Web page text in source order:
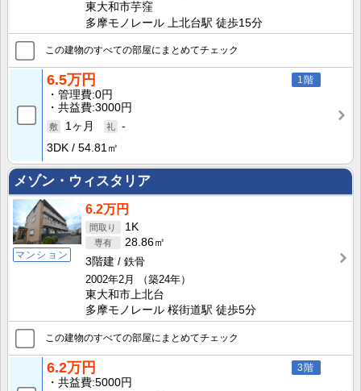
東大和市芋窪
多摩モノレール 上北台駅 徒歩15分
この建物のすべての部屋にまとめてチェック
1階
6.5万円
管理費 0円
共益費 3000円
1ヶ月
-
3DK
54.81㎡
メゾン・ウィスタリア
マンション
6.2万円
1K
28.86㎡
3階建
鉄骨
2002年2月
（築24年）
東大和市上北台
多摩モノレール 桜街道駅 徒歩5分
この建物のすべての部屋にまとめてチェック
3階
6.2万円
共益費 5000円